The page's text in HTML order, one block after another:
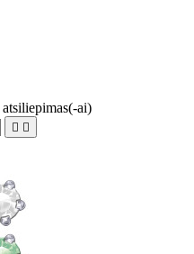
atsiliepimas(-ai)
 